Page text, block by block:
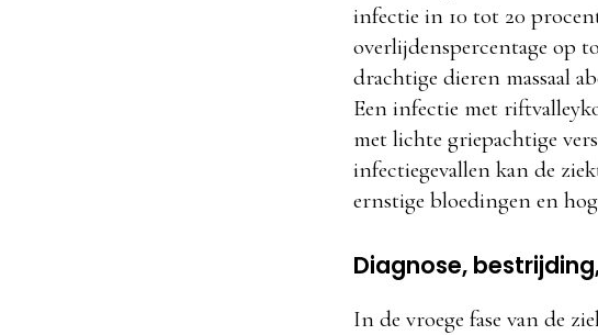
infectie in 10 tot 20
overlijdenspercentage op
drachtige dieren massaal
Een infectie met
met lichte griepachtige
infectiegevallen kan de
ernstige bloedingen en
Diagnose,
In de vroege fase van de